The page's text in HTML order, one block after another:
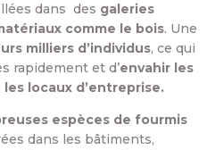
dans des galeries
comme le bois. Une
milliers d’individus, ce qui
rapidement et d’envahir les
locaux d’entreprise.
espèces de fourmis
dans les bâtiments,